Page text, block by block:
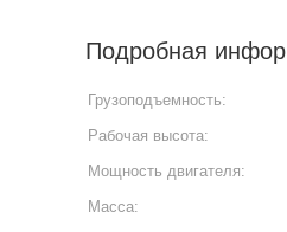
Подробная
Грузоподъемность:
Рабочая высота:
Мощность двигателя:
Масса: